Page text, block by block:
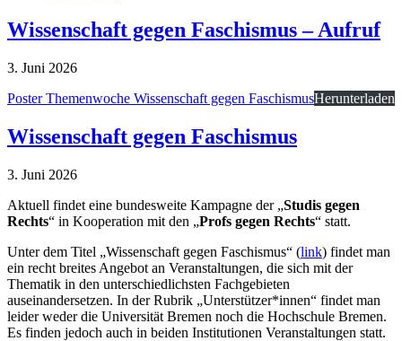
Wissenschaft gegen Faschismus – Aufruf
3. Juni 2026
Poster Themenwoche Wissenschaft gegen FaschismusHerunterladen
Wissenschaft gegen Faschismus
3. Juni 2026
Aktuell findet eine bundesweite Kampagne der „Studis gegen
Rechts“ in Kooperation mit den „Profs gegen Rechts“ statt.
Unter dem Titel „Wissenschaft gegen Faschismus“ (link) findet man
ein recht breites Angebot an Veranstaltungen, die sich mit der
Thematik in den unterschiedlichsten Fachgebieten
auseinandersetzen. In der Rubrik „Unterstützer*innen“ findet man
leider weder die Universität Bremen noch die Hochschule Bremen.
Es finden jedoch auch in beiden Institutionen Veranstaltungen statt.